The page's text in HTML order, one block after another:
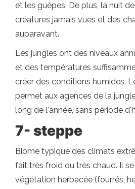
et les guêpes. De plus, la nuit
créatures jamais vues et des
auparavant.
Les jungles ont des niveaux
et des températures
créer des conditions humides.
permet aux agences de la
long de l'année, sans période
7- steppe
Biome typique des climats
fait très froid ou très chaud. Il
végétation herbacée (fourrés,